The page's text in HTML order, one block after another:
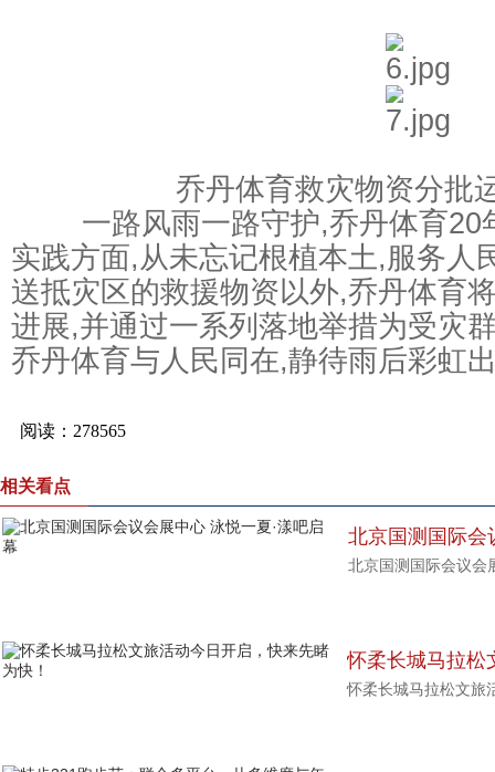
乔丹体育救灾物资分批
一路风雨一路守护,乔丹体育20
实践方面,从未忘记根植本土,服务人
送抵灾区的救援物资以外,乔丹体育
进展,并通过一系列落地举措为受灾
乔丹体育与人民同在,静待雨后彩虹
相关看点
北京国测国际会
幕
北京国测国际会议会
怀柔长城马拉松
为快！
怀柔长城马拉松文旅